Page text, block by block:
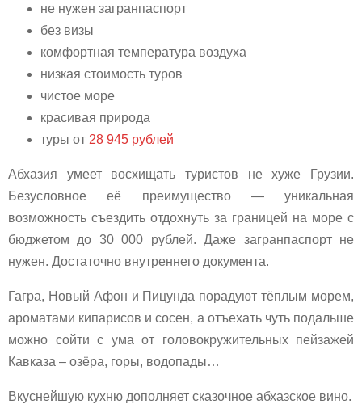
не нужен загранпаспорт
без визы
комфортная температура воздуха
низкая стоимость туров
чистое море
красивая природа
туры от 28 945 рублей
Абхазия умеет восхищать туристов не хуже Грузии.
Безусловное её преимущество — уникальная
возможность съездить отдохнуть за границей на море с
бюджетом до 30 000 рублей. Даже загранпаспорт не
нужен. Достаточно внутреннего документа.
Гагра, Новый Афон и Пицунда порадуют тёплым морем,
ароматами кипарисов и сосен, а отъехать чуть подальше
можно сойти с ума от головокружительных пейзажей
Кавказа – озёра, горы, водопады…
Вкуснейшую кухню дополняет сказочное абхазское вино.